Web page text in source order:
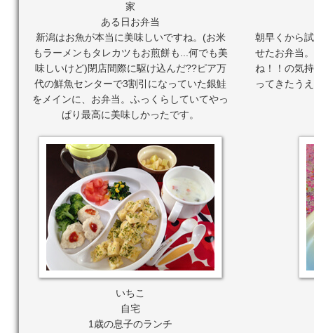
家
ある日お弁当
新潟はお魚が本当に美味しいですね。(お米
もラーメンもタレカツもお煎餅も...何でも美
味しいけど)閉店間際に駆け込んだ??ピア万
代の鮮魚センターで3割引になっていた銀鮭
をメインに、お弁当。ふっくらしていてやっ
ぱり最高に美味しかったです。
朝早くから
せたお弁当
ね！！の気
ってきたう
いちこ
自宅
1歳の息子のランチ